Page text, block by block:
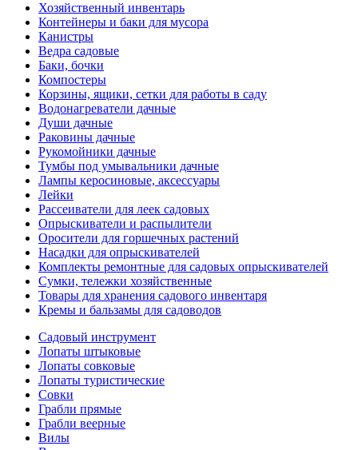
Хозяйственный инвентарь
Контейнеры и баки для мусора
Канистры
Ведра садовые
Баки, бочки
Компостеры
Корзины, ящики, сетки для работы в саду
Водонагреватели дачные
Души дачные
Раковины дачные
Рукомойники дачные
Тумбы под умывальники дачные
Лампы керосиновые, аксессуары
Лейки
Рассеиватели для леек садовых
Опрыскиватели и распылители
Оросители для горшечных растений
Насадки для опрыскивателей
Комплекты ремонтные для садовых опрыскивателей
Сумки, тележки хозяйственные
Товары для хранения садового инвентаря
Кремы и бальзамы для садоводов
Садовый инструмент
Лопаты штыковые
Лопаты совковые
Лопаты туристические
Совки
Грабли прямые
Грабли веерные
Вилы